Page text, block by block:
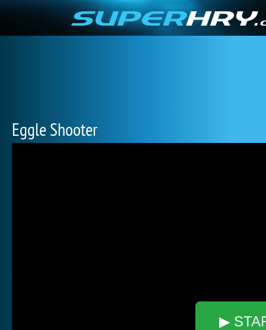
Eggle Shooter
▶